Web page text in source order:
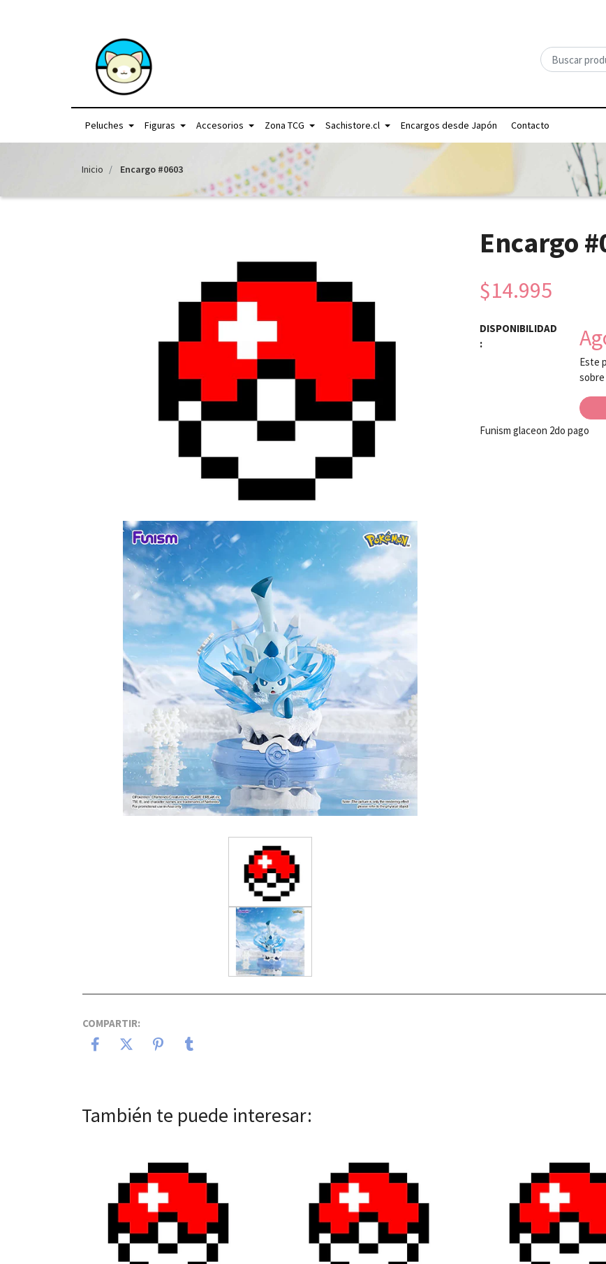
Peluches Figuras Accesorios Zona TCG Sachistore.cl Encargos desde Japón Contacto
Inicio Encargo #0603
Encargo
$14.995
DISPONIBILIDAD
:
Este
sobre
Funism glaceon 2do pago
COMPARTIR:
También te puede interesar:
Ver detalles Ver detalles Ver